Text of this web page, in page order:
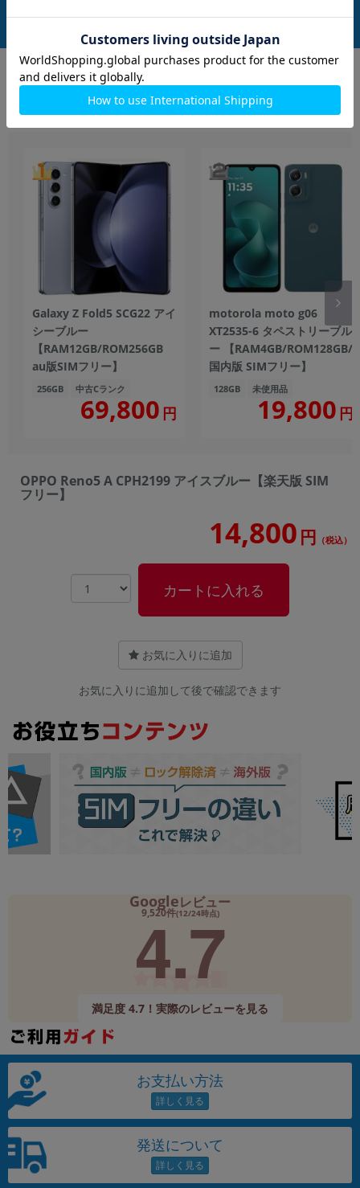
Androidスマホ もっと見る
Galaxy Z Fold5 SCG22 アイ
シーブルー
【RAM12GB/ROM256GB
au版SIMフリー】
256GB 中古Cランク
69,800 円
motorola moto g06
XT2535-6 タペストリーブル
ー 【RAM4GB/ROM128GB/
国内版 SIMフリー】
128GB 未使用品
19,800 円
OPPO Reno5 A CPH2199 アイスブルー【楽天版 SIM
フリー】
14,800 円 （税込）
カートに入れる
お気に入りに追加
お気に入りに追加して後で確認できます
Googleレビュー
9,520件(12/24時点)
4.7
満足度 4.7！実際のレビューを見る
お支払い方法
発送について